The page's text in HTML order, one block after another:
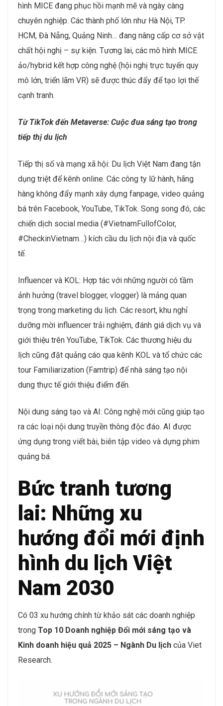
hình MICE đang phục hồi mạnh mẽ và ngày càng
chuyên nghiệp. Các thành phố lớn như Hà Nội, TP.
HCM, Đà Nẵng, Quảng Ninh… đang nâng cấp cơ sở vật
chất hội nghị – sự kiện. Tương lai, các mô hình MICE
ảo/hybrid kết hợp công nghệ (hội nghị trực tuyến quy
mô lớn, triển lãm VR) sẽ được thúc đẩy để tạo lợi thế
cạnh tranh.
Từ TikTok đến Metaverse: Cuộc đua sáng tạo trong
tiếp thị du lịch
Tiếp thị số và mạng xã hội: Du lịch Việt Nam đang tận
dụng triệt để kênh online. Các công ty lữ hành, hãng
hàng không đẩy mạnh xây dựng fanpage, video quảng
bá trên Facebook, YouTube, TikTok. Song song đó, các
chiến dịch social media (#VietnamFullofColor,
#CheckinVietnam…) kích cầu du lịch nội địa và quốc
tế.
Influencer và KOL: Hợp tác với những người có tầm
ảnh hưởng (travel blogger, vlogger) là mảng quan
trọng trong marketing du lịch. Các resort, khu nghỉ
dưỡng mời influencer trải nghiệm, đánh giá dịch vụ và
giới thiệu trên YouTube, TikTok. Các thương hiệu du
lịch cũng đặt quảng cáo qua kênh KOL và tổ chức các
tour Familiarization (Famtrip) để nhà sáng tạo nội
dung thực tế giới thiệu điểm đến.
Nội dung sáng tạo và AI: Công nghệ mới cũng giúp tạo
ra các loại nội dung truyền thông độc đáo. AI được
ứng dụng trong viết bài, biên tập video và dựng phim
quảng bá.
Bức tranh tương
lai: Những xu
hướng đổi mới định
hình du lịch Việt
Nam 2030
Có 03 xu hướng chính từ khảo sát các doanh nghiệp
trong Top 10 Doanh nghiệp Đổi mới sáng tạo và
Kinh doanh hiệu quả 2025 – Ngành Du lịch của Viet
Research.